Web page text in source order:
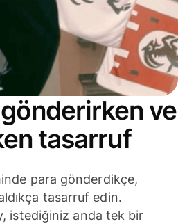
ve
tasarruf
para gönderdikçe,
tasarruf edin.
istediğiniz anda tek bir